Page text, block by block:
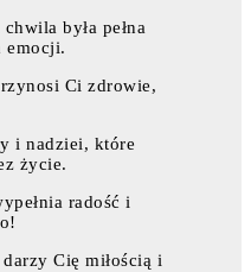
była pełna
emocji.
Ci zdrowie,
i nadziei, które
życie.
radość i
Cię miłością i